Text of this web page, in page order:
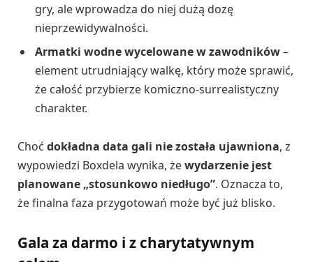
gry, ale wprowadza do niej dużą dozę
nieprzewidywalności.
Armatki wodne wycelowane w zawodników–
element utrudniający walkę, który może sprawić,
że całość przybierze komiczno-surrealistyczny
charakter.
Choć dokładna data gali nie została ujawniona, z
wypowiedzi Boxdela wynika, żewydarzenie jest
planowane „stosunkowo niedługo”. Oznacza to,
że finalna faza przygotowań może być już blisko.
Gala za darmo i z charytatywnym